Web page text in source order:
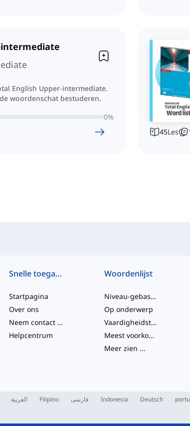
intermediate
English Upper-intermediate.
woordenschat bestuderen.
0%
45Les
Snelle toegang
Startpagina
Over ons
Neem contact met ons op
Helpcentrum
Woordenlijst
Niveau-gebaseerd
Op onderwerp
Vaardigheidstesten
Meest voorkomende
Meer zien ...
العربية Filipino فارسی Indonesia Deutsch